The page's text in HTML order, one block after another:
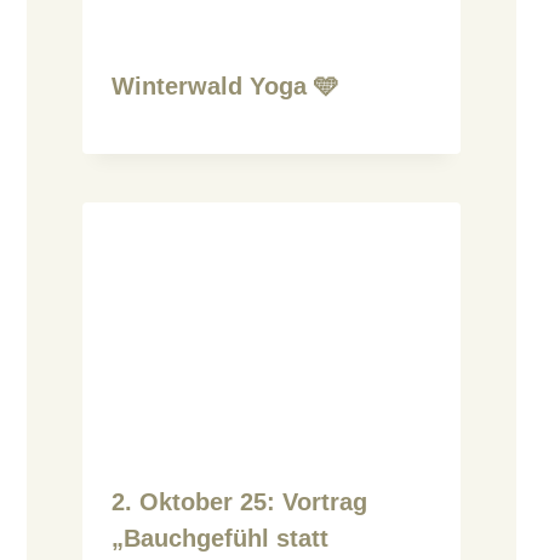
Winterwald Yoga 🩵
2. Oktober 25: Vortrag
„Bauchgefühl statt